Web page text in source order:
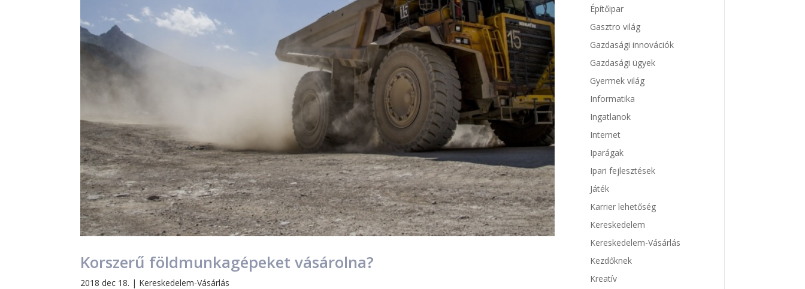
Korszerű földmunkagépeket vásárolna?
2018 dec 18. | Kereskedelem-Vásárlás
Építőipar
Gasztro világ
Gazdasági innovációk
Gazdasági ügyek
Gyermek világ
Informatika
Ingatlanok
Internet
Iparágak
Ipari fejlesztések
Játék
Karrier lehetőség
Kereskedelem
Kereskedelem-Vásárlás
Kezdőknek
Kreatív